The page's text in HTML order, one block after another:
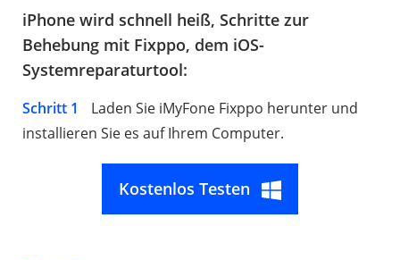
iPhone wird schnell heiß, Schritte zur
Behebung mit Fixppo, dem iOS-
Systemreparaturtool:
Schritt 1
Laden Sie iMyFone Fixppo herunter und
installieren Sie es auf Ihrem Computer.
Kostenlos Testen